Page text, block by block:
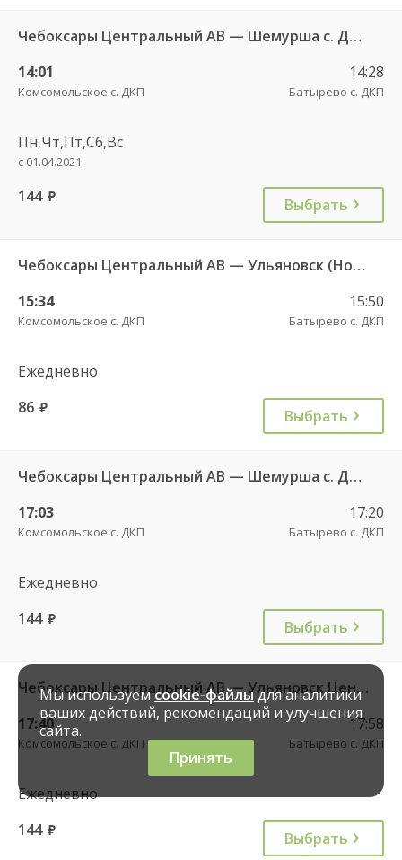
Чебоксары Центральный АВ — Шемурша с. ДКП 546
14:01
Комсомольское с. ДКП
14:28
Батырево с. ДКП
Пн,Чт,Пт,Сб,Вс
с 01.04.2021
144 руб. Выбрать
Чебоксары Центральный АВ — Ульяновск (Новый город) 1893
15:34
Комсомольское с. ДКП
15:50
Батырево с. ДКП
Ежедневно
86 руб. Выбрать
Чебоксары Центральный АВ — Шемурша с. ДКП 546
17:03
Комсомольское с. ДКП
17:20
Батырево с. ДКП
Ежедневно
144 руб. Выбрать
Чебоксары Центральный АВ — Ульяновск Центральный АВ 8164
17:40
Комсомольское с. ДКП
17:58
Батырево с. ДКП
Ежедневно
144 руб. Выбрать
Мы используемcookie-файлыдля аналитики
ваших действий, рекомендаций и улучшения
сайта.
Принять